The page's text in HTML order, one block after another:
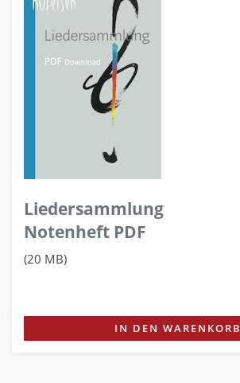
Liedersammlung
Notenheft PDF
(20 MB)
IN DEN WARENKORB